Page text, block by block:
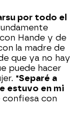
por todo el
Hande y de
la madre de
que ya no hay
puede hacer
"Separé a
estuvo en mi
confiesa con